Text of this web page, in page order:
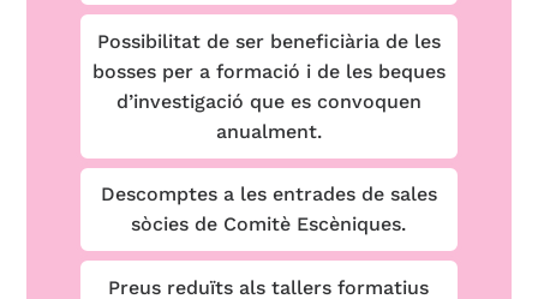
Possibilitat de ser beneficiària de les
bosses per a formació i de les beques
d’investigació que es convoquen
anualment.
Descomptes a les entrades de sales
sòcies de Comitè Escèniques.
Preus reduïts als tallers formatius